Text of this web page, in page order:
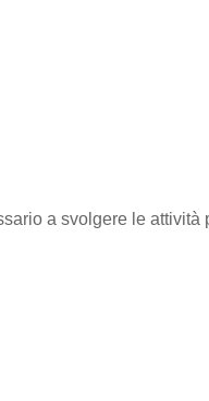
a svolgere le attività